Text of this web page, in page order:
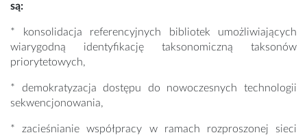
są:
* konsolidacja referencyjnych bibliotek umożliwiających
wiarygodną identyfikację taksonomiczną taksonów
priorytetowych,
* demokratyzacja dostępu do nowoczesnych technologii
sekwencjonowania,
* zacieśnianie współpracy w ramach rozproszonej sieci